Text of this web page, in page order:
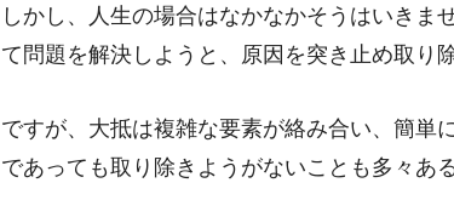
しかし、人生の場合はなかなかそうはいきま
て問題を解決しようと、原因を突き止め取り
ですが、大抵は複雑な要素が絡み合い、簡単
であっても取り除きようがないことも多々あ